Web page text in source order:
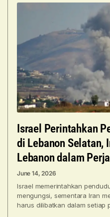
Israel Perintahkan
di Lebanon Selatan,
Lebanon dalam
June 14, 2026
Israel memerintahkan
mengungsi, sementara Iran
harus dilibatkan dalam setiap